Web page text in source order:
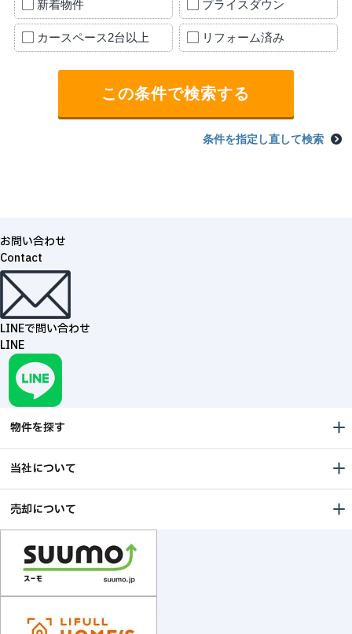
新着物件 プライスダウン
カースペース2台以上 リフォーム済み
条件を指定し直して検索
お問い合わせ
Contact
LINEで問い合わせ
LINE
物件を探す
当社について
売却について